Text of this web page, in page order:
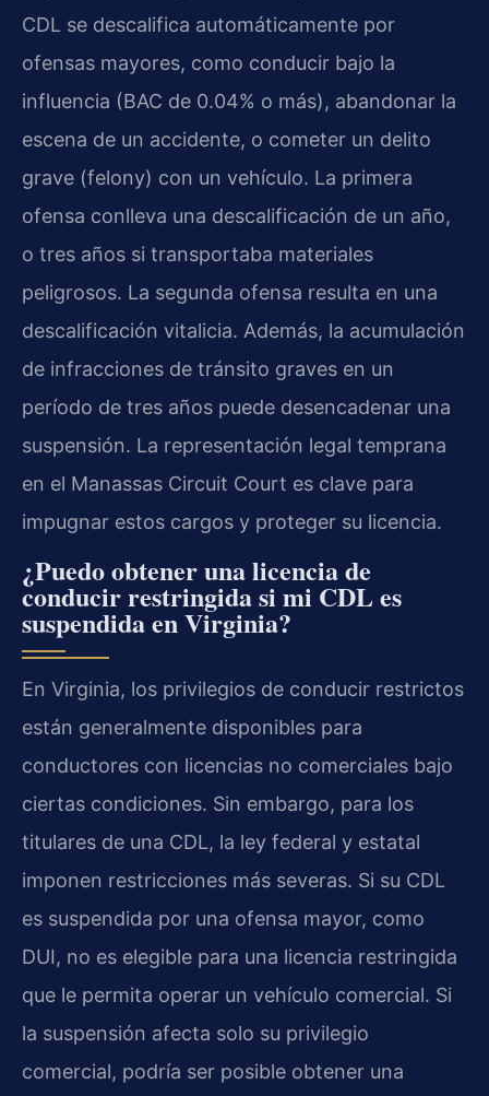
CDL se descalifica automáticamente por
ofensas mayores, como conducir bajo la
influencia (BAC de 0.04% o más), abandonar la
escena de un accidente, o cometer un delito
grave (felony) con un vehículo. La primera
ofensa conlleva una descalificación de un año,
o tres años si transportaba materiales
peligrosos. La segunda ofensa resulta en una
descalificación vitalicia. Además, la acumulación
de infracciones de tránsito graves en un
período de tres años puede desencadenar una
suspensión. La representación legal temprana
en el Manassas Circuit Court es clave para
impugnar estos cargos y proteger su licencia.
¿Puedo obtener una licencia de
conducir restringida si mi CDL es
suspendida en Virginia?
En Virginia, los privilegios de conducir restrictos
están generalmente disponibles para
conductores con licencias no comerciales bajo
ciertas condiciones. Sin embargo, para los
titulares de una CDL, la ley federal y estatal
imponen restricciones más severas. Si su CDL
es suspendida por una ofensa mayor, como
DUI, no es elegible para una licencia restringida
que le permita operar un vehículo comercial. Si
la suspensión afecta solo su privilegio
comercial, podría ser posible obtener una